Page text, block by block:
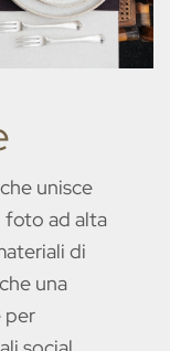
unisce
foto ad alta
di
una
per